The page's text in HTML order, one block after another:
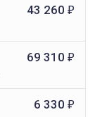
43 260 ₽
69 310 ₽
6 330 ₽